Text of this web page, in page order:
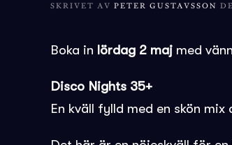
SKRIVET AV PETER GUSTAVSSON
Boka in lördag 2 maj med
Disco Nights 35+
En kväll fylld med en skön